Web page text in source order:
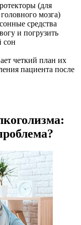
(для
мозга)
средства
и погрузить
сон
четкий план их
пациента после